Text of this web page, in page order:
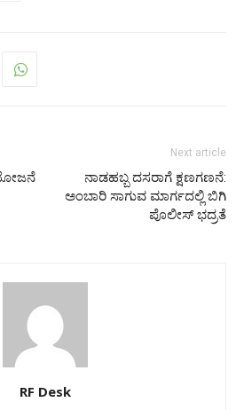
Next article
ನಾಡಹಬ್ಬ ದಸರಾಗೆ ಕ್ಷಣಗಣನೆ:
ಅಂಬಾರಿ ಸಾಗುವ ಮಾರ್ಗದಲ್ಲಿ ಬಿಗಿ
ಪೊಲೀಸ್ ಭದ್ರತೆ
RF Desk